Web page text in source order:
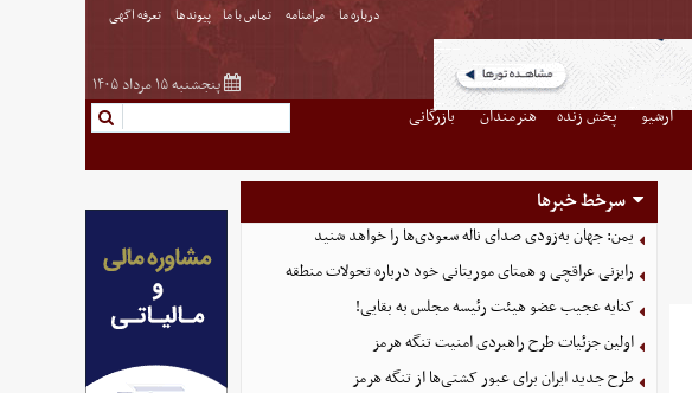
درباره ما مرامنامه تماس با ما پیوندها تعرفه اگهی
پنجشنبه ۱۵ مرداد ۱۴۰۵
آرشیو پخش زنده هنرمندان
بازرگانی
سرخط خبرها
یمن: جهان به‌زودی صدای ناله سعودی‌ها را خواهد شنید
رایزنی عراقچی و همتای موریتانی خود درباره تحولات منطقه
کنایه عجیب عضو هیئت رئیسه مجلس به بقایی!
اولین جزئیات طرح راهبردی امنیت تنگه هرمز
طرح جدید ایران برای عبور کشتی‌ها از تنگه هرمز